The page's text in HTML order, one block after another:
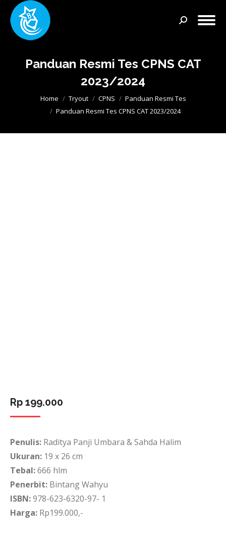
Search:
Panduan Resmi Tes CPNS CAT
2023/2024
You are here:
Home Tryout CPNS
Panduan Resmi Tes
Panduan Resmi Tes CPNS CAT 2023/2024
Rp 199.000
Penulis: Raditya Panji Umbara & Sahda Halim
Ukuran: 19 x 26 cm
Tebal:666 hlm
Penerbit: Bintang Wahyu
ISBN:978-623-6320-97- 1
Harga: Rp199.000,-